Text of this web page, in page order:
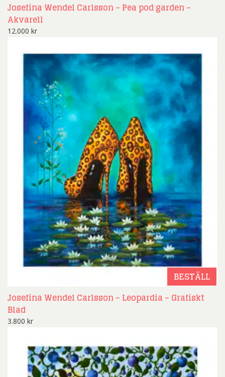
Josefina Wendel Carlsson – Pea pod garden –
Akvarell
12.000 kr
BESTÄLL
Josefina Wendel Carlsson – Leopardia – Grafiskt
Blad
3.800 kr